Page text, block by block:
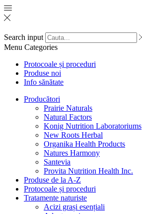
Search input
Menu Categories
Protocoale și proceduri
Produse noi
Info sănătate
Producători
Prairie Naturals
Natural Factors
Konig Nutrition Laboratoriums
New Roots Herbal
Organika Health Products
Natures Harmony
Santevia
Provita Nutrition Health Inc.
Produse de la A-Z
Protocoale și proceduri
Tratamente naturiste
Acizi grași esențiali